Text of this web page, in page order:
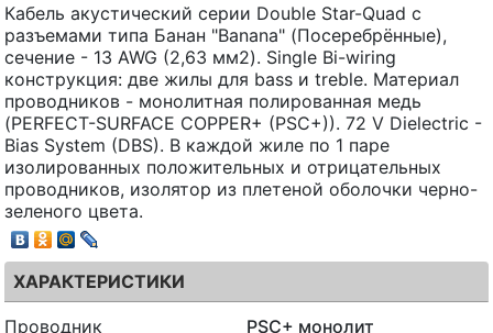
Кабель акустический серии Double Star-Quad с
разъемами типа Банан "Banana" (Посеребрённые),
сечение - 13 AWG (2,63 мм2). Single Bi-wiring
конструкция: две жилы для bass и treble. Материал
проводников - монолитная полированная медь
(PERFECT-SURFACE COPPER+ (PSC+)). 72 V Dielectric -
Bias System (DBS). В каждой жиле по 1 паре
изолированных положительных и отрицательных
проводников, изолятор из плетеной оболочки черно-
зеленого цвета.
ХАРАКТЕРИСТИКИ
Проводник
PSC+ монолит